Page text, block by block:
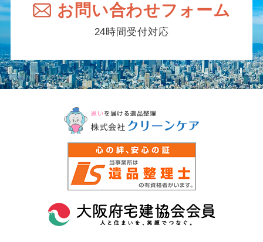
お問い合わせフォーム
24時間受付対応